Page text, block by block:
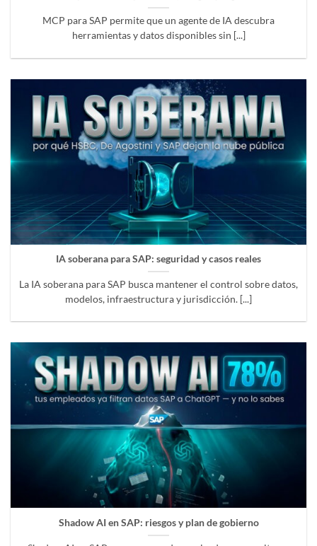
MCP para SAP permite que un agente de IA descubra
herramientas y datos disponibles sin [...]
IA soberana para SAP: seguridad y casos reales
La IA soberana para SAP busca mantener el control sobre datos,
modelos, infraestructura y jurisdicción. [...]
Shadow AI en SAP: riesgos y plan de gobierno